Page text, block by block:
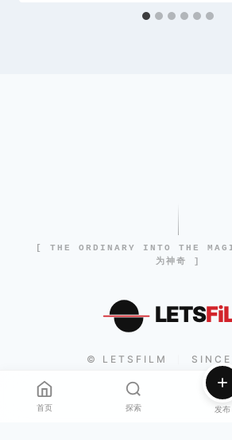
[ THE ORDINARY INTO THE
为神奇 ]
LETS
© LETSFILM
首页 探索 发布